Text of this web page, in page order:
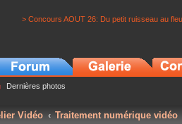
> Concours AOUT 26: Du petit ruisseau au
Dernières photos
Vidéo Traitement numérique vidéo